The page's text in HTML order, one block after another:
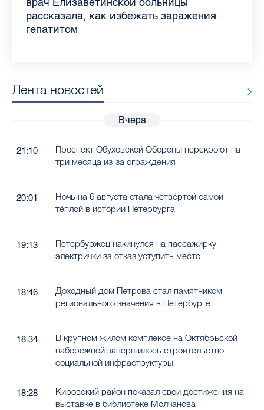
Ленобласти во II квартале 2026 года
рассказала, как избежать заражения
гепатитом
конкурс
работающих родителей
главные вопросы о заболевании
в жару
Лента новостей
Вчера
21:10
Проспект Обуховской Обороны перекроют на
три месяца из-за ограждения
20:01
Ночь на 6 августа стала четвёртой самой
тёплой в истории Петербурга
19:13
Петербуржец накинулся на пассажирку
электрички за отказ уступить место
18:46
Доходный дом Петрова стал памятником
регионального значения в Петербурге
18:34
В крупном жилом комплексе на Октябрьской
набережной завершилось строительство
социальной инфраструктуры
18:28
Кировский район показал свои достижения на
выставке в библиотеке Молчанова